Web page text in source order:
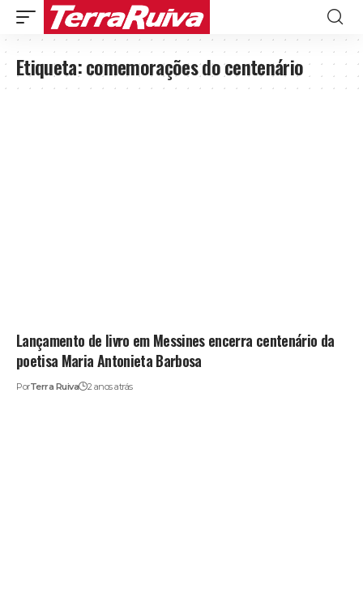
Etiqueta:comemorações do centenário
Lançamento de livro em Messines encerra centenário da
poetisa Maria Antonieta Barbosa
PorTerra Ruiva 2 anos atrás